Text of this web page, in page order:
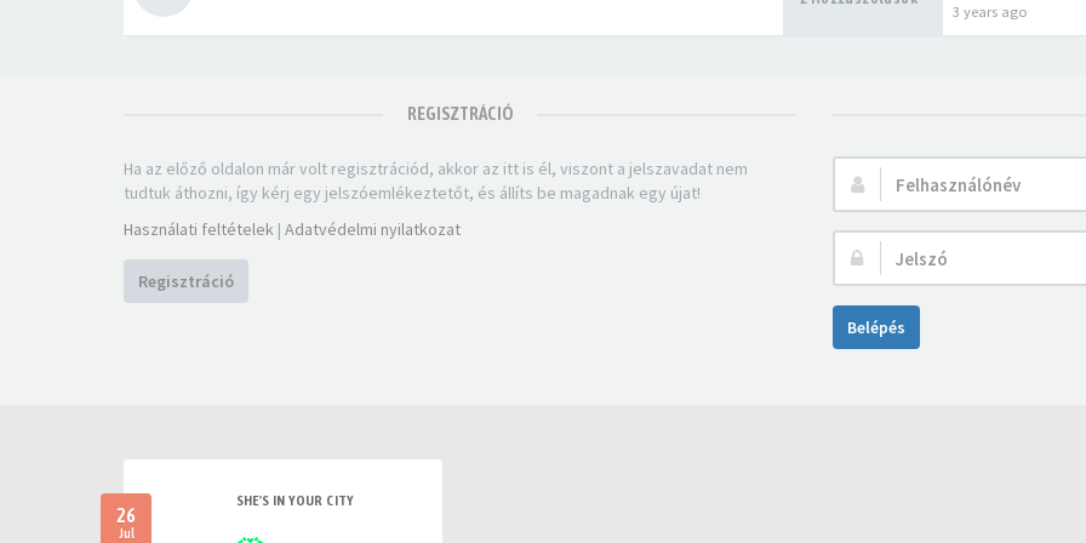
3 years ago
REGISZTRÁCIÓ
Ha az előző oldalon már volt regisztrációd, akkor az itt is él, viszont a jelszavadat nem
tudtuk áthozni, így kérj egy jelszóemlékeztetőt, és állíts be magadnak egy újat!
Használati feltételek | Adatvédelmi nyilatkozat
Regisztráció
Felhasználónév:
Jelszó:
Belépés
26
Jul
SHE'S IN YOUR CITY